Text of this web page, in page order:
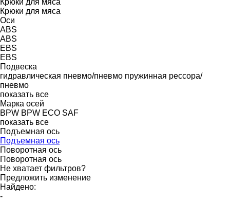
Крюки для мяса
Оси
ABS
ABS
EBS
EBS
Подвеска
гидравлическая пневмо/пневмо пружинная рессора/
пневмо
показать все
Марка осей
BPW BPW ECO SAF
показать все
Подъемная ось
Подъемная ось
Поворотная ось
Поворотная ось
Не хватает фильтров?
Предложить изменение
Найдено:
-